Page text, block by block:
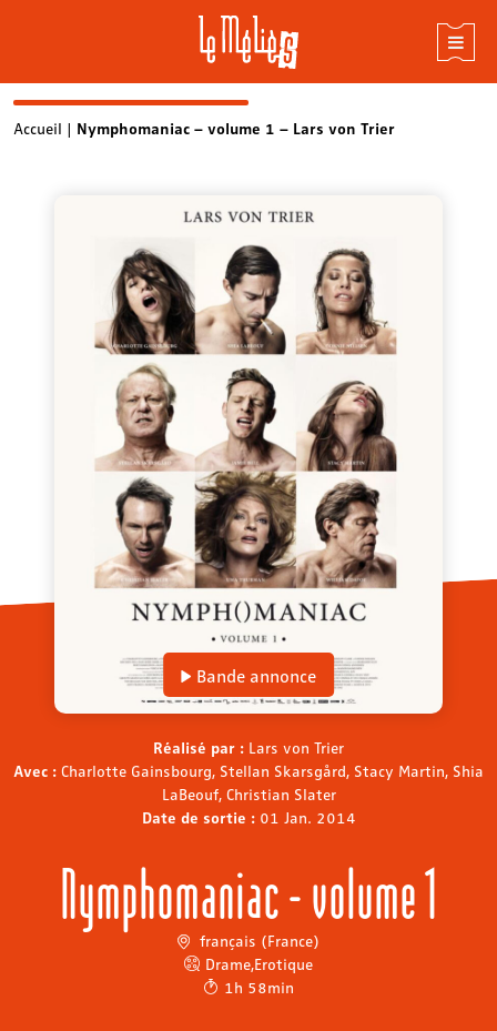
SkipAccueil | Nymphomaniac – volume 1 – Lars von Trier
Bande annonce
Réalisé par : Lars von Trier
Avec : Charlotte Gainsbourg, Stellan Skarsgård, Stacy Martin, Shia
LaBeouf, Christian Slater
Date de sortie : 01 Jan. 2014
Nymphomaniac - volume 1
français (France)
Drame,Erotique
1h 58min